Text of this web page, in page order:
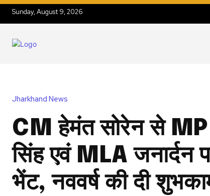
Sunday, August 9, 2026
Jharkhand News
CM हेमंत सोरेन से MP
सिंह एवं MLA जनार्दन
भेंट, नववर्ष की दी